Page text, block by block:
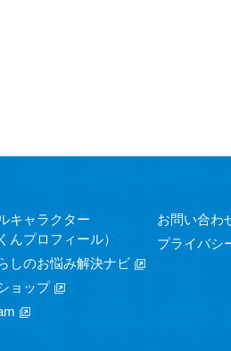
キャラクター
んプロフィール）
しのお悩み解決ナビ
ョップ
お問い合わ
プライバシ